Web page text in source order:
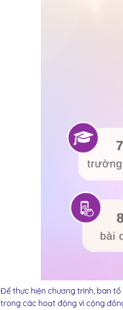
Để thực hiện chương trình, ban
trong các hoạt động vì cộng